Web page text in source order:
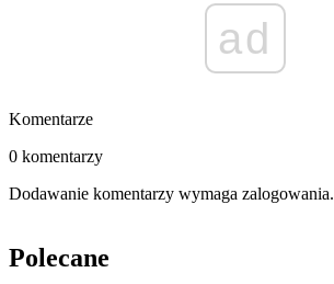
ad
Komentarze
0 komentarzy
Dodawanie komentarzy wymaga zalogowania.
Polecane